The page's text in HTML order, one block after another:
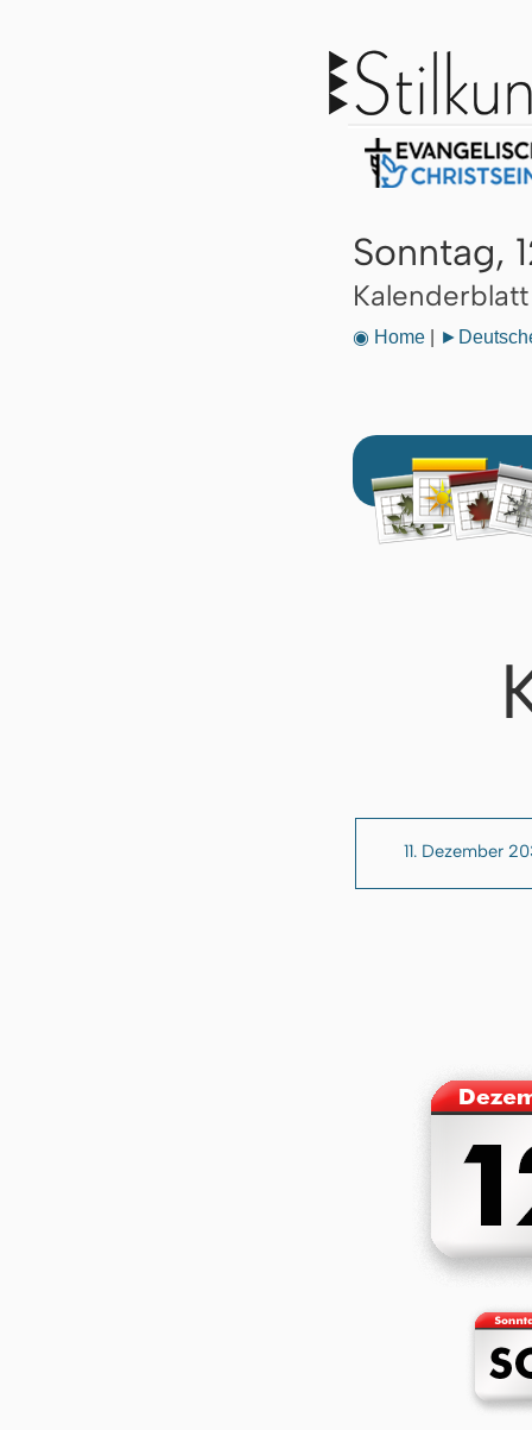
Sonntag,
◉ Home|
11. Dezember